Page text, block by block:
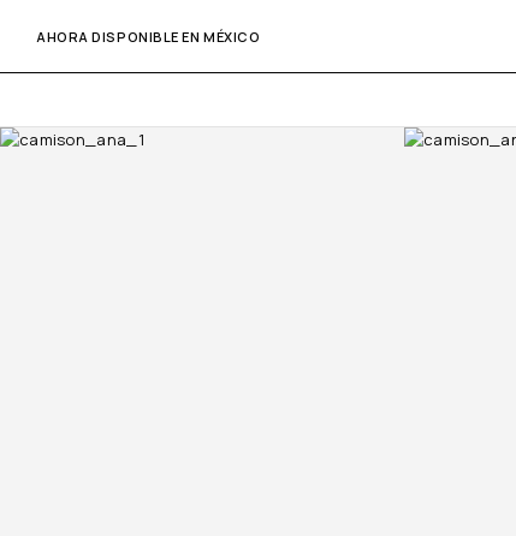
AHORA DISPONIBLE EN MÉXICO